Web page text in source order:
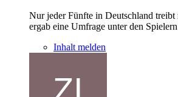
Nur jeder Fünfte in Deutschland treibt
ergab eine Umfrage unter den
Inhalt melden